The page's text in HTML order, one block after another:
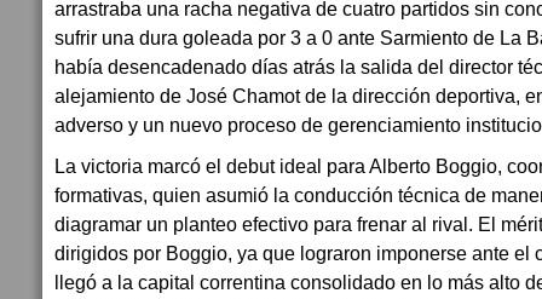
arrastraba una racha negativa de cuatro partidos sin
sufrir una dura goleada por 3 a 0 ante Sarmiento de La
había desencadenado días atrás la salida del director
alejamiento de José Chamot de la dirección deportiva,
adverso y un nuevo proceso de gerenciamiento
La victoria marcó el debut ideal para Alberto Boggio,
formativas, quien asumió la conducción técnica de
diagramar un planteo efectivo para frenar al rival. El
dirigidos por Boggio, ya que lograron imponerse ante el
llegó a la capital correntina consolidado en lo más alto